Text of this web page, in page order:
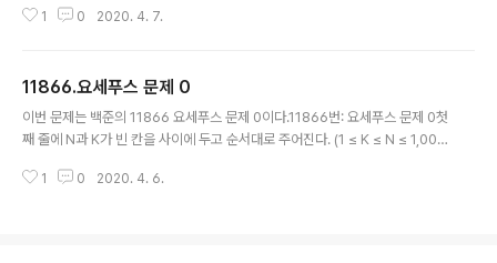
‘순서대로’, 즉 먼저 요청된 것을 먼저 인쇄한다. 여러 개의
는 새로운 프린터기 내부 소프트웨어를 개발하였는데, 이
프린터기는 다음과 같은 조건에 따라 인쇄를 하게 된다. 현
재 Queue의 가장 앞에 있는 문서의 ‘중요도’를www.ac
직히 속으론 항상 그랬듯 "틀렸습니다"가 나올 줄 알았다..)
1 0 2020. 4. 7.
11866.요세푸스 문제 0
이번 문제는 백준의 11866 요세푸스 문제 0이다.11866번: 요세푸스 문제 0첫
째 줄에 N과 K가 빈 칸을 사이에 두고 순서대로 주어진다. (1 ≤ K ≤ N ≤ 1,00
어야하나 하는 생각을 했고굳이 그럴 필요가 없다고 생각해서 포인터로 예외처
1 0 2020. 4. 6.